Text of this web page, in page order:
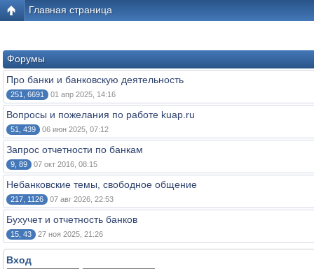
Главная страница
Форумы
Про банки и банковскую деятельность
251, 6691 01 апр 2025, 14:16
Вопросы и пожелания по работе kuap.ru
51, 439 06 июн 2025, 07:12
Запрос отчетности по банкам
9, 89 07 окт 2016, 08:15
Небанковские темы, свободное общение
217, 1126 07 авг 2026, 22:53
Бухучет и отчетность банков
15, 43 27 ноя 2025, 21:26
Вход